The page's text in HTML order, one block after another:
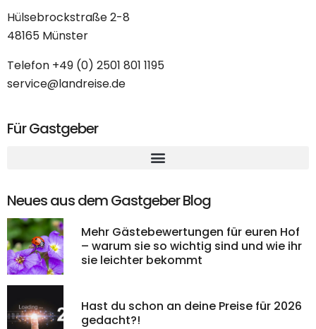
Hülsebrockstraße 2-8
48165 Münster
Telefon +49 (0) 2501 801 1195
service@landreise.de
Für Gastgeber
Neues aus dem Gastgeber Blog
Mehr Gästebewertungen für euren Hof
– warum sie so wichtig sind und wie ihr
sie leichter bekommt
Hast du schon an deine Preise für 2026
gedacht?!